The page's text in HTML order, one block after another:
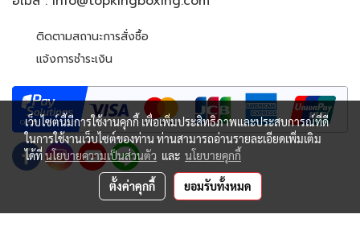
ติดตามสถานะการสั่งซื้อ
แจ้งการชำระเงิน
เว็บไซต์นี้มีการใช้งานคุกกี้ เพื่อเพิ่มประสิทธิภาพและประสบการณ์ที่ดี
ในการใช้งานเว็บไซต์ของท่าน ท่านสามารถอ่านรายละเอียดเพิ่มเติม
ได้ที่นโยบายความเป็นส่วนตัว และ นโยบายคุกกี้
ตั้งค่าคุกกี้ ยอมรับทั้งหมด